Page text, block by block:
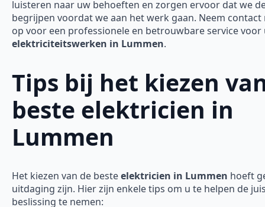
luisteren naar uw behoeften en zorgen ervoor dat we
begrijpen voordat we aan het werk gaan. Neem contact
op voor een professionele en betrouwbare service voor
elektriciteitswerken in Lummen.
Tips bij het kiezen
beste elektricien in
Lummen
Het kiezen van de besteelektricien in Lummen hoeft
uitdaging zijn. Hier zijn enkele tips om u te helpen de
beslissing te nemen: